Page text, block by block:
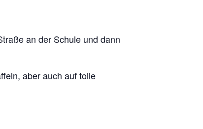
an der Schule und dann
aber auch auf tolle